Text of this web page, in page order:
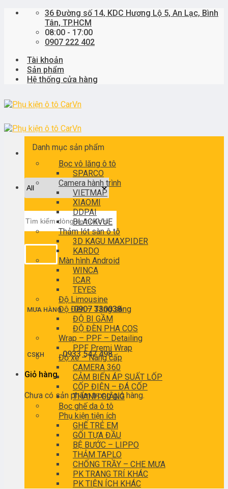
Skip
36 Đường số 14, KDC Hương Lộ 5, An Lạc, Bình
Tân, TP.HCM
08:00 - 17:00
0907 222 402
Tài khoản
Sản phẩm
Hệ thống cửa hàng
kiếm:
MUA HÀNG0907 330038
CSKH0933 547 498
Giỏ hàng
Chưa có sản phẩm trong giỏ hàng.
Danh mục sản phẩm
Bọc vô lăng ô tô
SPARCO
Camera hành trình
VIETMAP
XIAOMI
DDPAI
BLACKVUE
Thảm lót sàn ô tô
3D KAGU MAXPIDER
KARDO
Màn hình Android
WINCA
ICAR
TEYES
Độ Limousine
Độ Đèn – Tăng sáng
ĐỘ BI GẦM
ĐỘ ĐÈN PHA COS
Wrap – PPF – Detailing
PPF Premi Wrap
Độ xe – Nâng cấp
CAMERA 360
CẢM BIẾN ÁP SUẤT LỐP
CỐP ĐIỆN – ĐÁ CỐP
THANH GIẰNG
Bọc ghế da ô tô
Phụ kiện tiện ích
GHẾ TRẺ EM
GỐI TỰA ĐẦU
BỆ BƯỚC – LIPPO
THẢM TAPLO
CHỐNG TRẦY – CHE MƯA
PK TRANG TRÍ KHÁC
PK TIỆN ÍCH KHÁC